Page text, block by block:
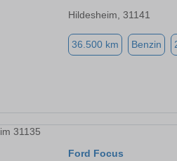
Hildesheim, 31141
36.500 km Benzin
Ford Focus